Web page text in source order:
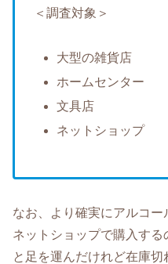
＜調査対象＞
大型の雑貨店
ホームセンター
文具店
ネットショップ
なお、より確実にアルコ
ネットショップで購入す
と足を運んだけれど在庫